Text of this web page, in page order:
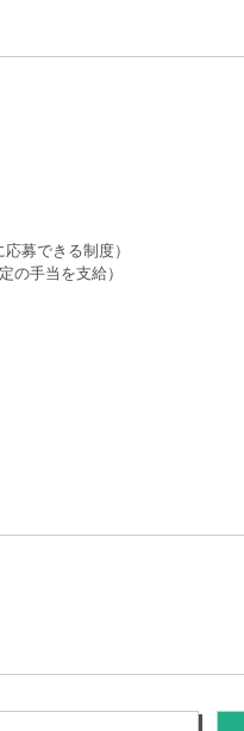
募できる制度）
の手当を支給）